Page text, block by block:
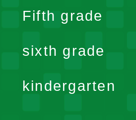
Fifth grade
sixth grade
kindergarten